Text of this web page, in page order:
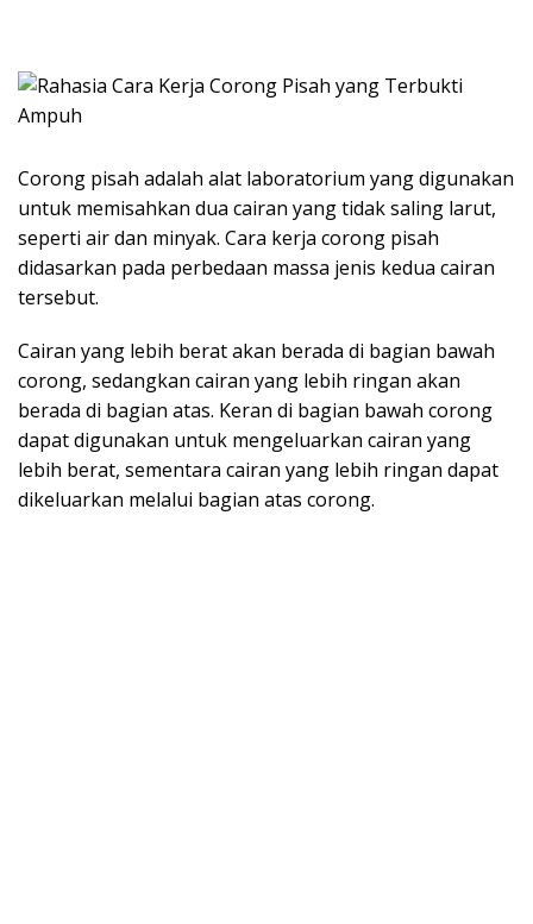
Corong pisah adalah alat laboratorium yang digunakan
untuk memisahkan dua cairan yang tidak saling larut,
seperti air dan minyak. Cara kerja corong pisah
didasarkan pada perbedaan massa jenis kedua cairan
tersebut.
Cairan yang lebih berat akan berada di bagian bawah
corong, sedangkan cairan yang lebih ringan akan
berada di bagian atas. Keran di bagian bawah corong
dapat digunakan untuk mengeluarkan cairan yang
lebih berat, sementara cairan yang lebih ringan dapat
dikeluarkan melalui bagian atas corong.